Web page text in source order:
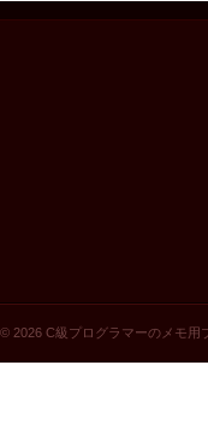
© 2026 C級プログラマーのメモ